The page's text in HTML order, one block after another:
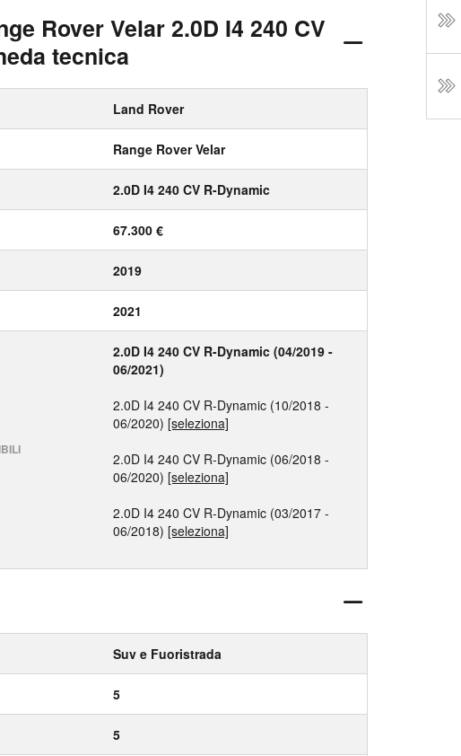
Rover Velar 2.0D I4 240 CV
tecnica
Land Rover
Range Rover Velar
2.0D I4 240 CV R-Dynamic
67.300 €
2019
2021
2.0D I4 240 CV R-Dynamic (04/2019 -
06/2021)
2.0D I4 240 CV R-Dynamic (10/2018 -
06/2020) [seleziona]
2.0D I4 240 CV R-Dynamic (06/2018 -
06/2020) [seleziona]
2.0D I4 240 CV R-Dynamic (03/2017 -
06/2018) [seleziona]
Suv e Fuoristrada
5
5